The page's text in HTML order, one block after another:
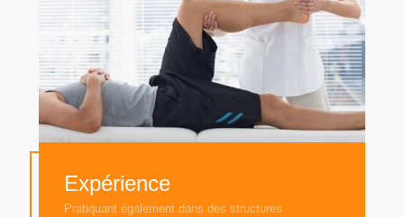
Expérience
Pratiquant également dans des structures